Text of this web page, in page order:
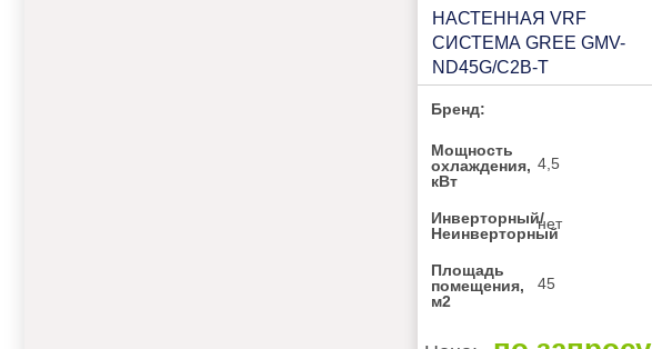
НАСТЕННАЯ VRF
СИСТЕМА GREE GMV-
ND45G/C2B-T
Бренд:
Мощность
охлаждения,
кВт
4,5
Инверторный/
Неинверторный
нет
Площадь
помещения,
м2
45